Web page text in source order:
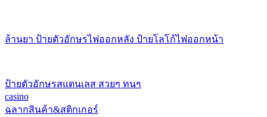
ล้านยา ป้ายตัวอักษรไฟออกหลัง ป้ายโลโก้ไฟออกหน้า
ป้ายตัวอักษรสแตนเลส สวยๆ ทนๆ
casino
ฉลากสินค้า&สติกเกอร์